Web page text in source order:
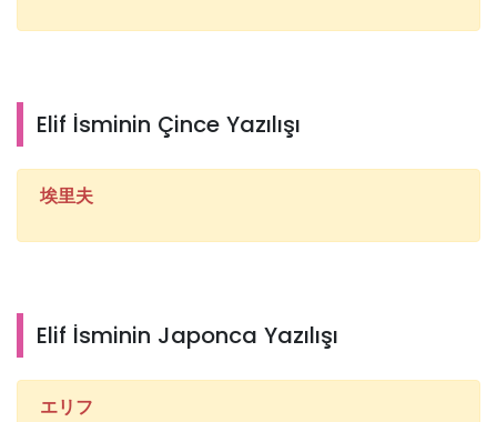
Elif İsminin Çince Yazılışı
埃里夫
Elif İsminin Japonca Yazılışı
エリフ